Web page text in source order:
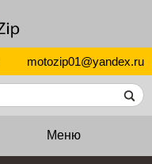
motozip01@yandex.ru
Меню